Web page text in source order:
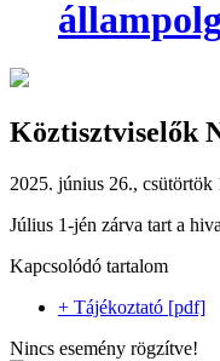
Köztisztviselők
2025. június 26., csütörtök
Július 1-jén zárva tart a
Kapcsolódó tartalom
+ Tájékoztató [pdf]
Nincs esemény rögzítve!